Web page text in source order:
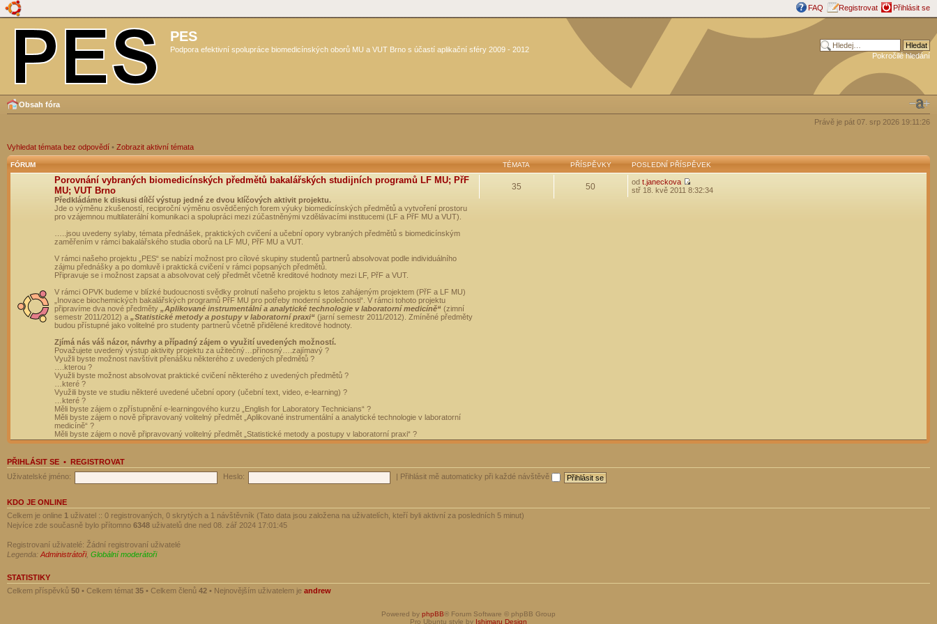
FAQ Registrovat Přihlásit se
PES
Podpora efektivní spolupráce biomedicínských oborů MU a VUT Brno s účastí aplikační sféry 2009 - 2012
Pokročilé hledání
Obsah fóra
Právě je pát 07. srp 2026 19:11:26
Vyhledat témata bez odpovědí • Zobrazit aktivní témata
FÓRUM TÉMATA PŘÍSPĚVKY POSLEDNÍ PŘÍSPĚVEK
Porovnání vybraných biomedicínských předmětů bakalářských studijních programů LF MU; PřF
MU; VUT Brno
Předkládáme k diskusi dílčí výstup jedné ze dvou klíčových aktivit projektu.
Jde o výměnu zkušeností, reciproční výměnu osvědčených forem výuky biomedicínských předmětů a vytvoření prostoru
pro vzájemnou multilaterální komunikaci a spolupráci mezi zúčastněnými vzdělávacími institucemi (LF a PřF MU a VUT).
…..jsou uvedeny sylaby, témata přednášek, praktických cvičení a učební opory vybraných předmětů s biomedicínským
zaměřením v rámci bakalářského studia oborů na LF MU, PřF MU a VUT.
V rámci našeho projektu „PES“ se nabízí možnost pro cílové skupiny studentů partnerů absolvovat podle individuálního
zájmu přednášky a po domluvě i praktická cvičení v rámci popsaných předmětů.
Připravuje se i možnost zapsat a absolvovat celý předmět včetně kreditové hodnoty mezi LF, PřF a VUT.
V rámci OPVK budeme v blízké budoucnosti svědky prolnutí našeho projektu s letos zahájeným projektem (PřF a LF MU)
„Inovace biochemických bakalářských programů PřF MU pro potřeby moderní společnosti“. V rámci tohoto projektu
připravíme dva nové předměty „Aplikované instrumentální a analytické technologie v laboratorní medicíně“ (zimní
semestr 2011/2012) a „Statistické metody a postupy v laboratorní praxi“ (jarní semestr 2011/2012). Zmíněné předměty
budou přístupné jako volitelné pro studenty partnerů včetně přidělené kreditové hodnoty.
Zjímá nás váš názor, návrhy a případný zájem o využití uvedených možností.
Považujete uvedený výstup aktivity projektu za užitečný…přínosný….zajímavý ?
Využli byste možnost navštívit přenášku některého z uvedených předmětů ?
….kterou ?
Využli byste možnost absolvovat praktické cvičení některého z uvedených předmětů ?
…které ?
Využili byste ve studiu některé uvedené učební opory (učební text, video, e-learning) ?
…které ?
Měli byste zájem o zpřístupnění e-learningového kurzu „English for Laboratory Technicians“ ?
Měli byste zájem o nově připravovaný volitelný předmět „Aplikované instrumentální a analytické technologie v laboratorní
medicíně“ ?
Měli byste zájem o nově připravovaný volitelný předmět „Statistické metody a postupy v laboratorní praxi“ ?
35 50 od t.janeckova
stř 18. kvě 2011 8:32:34
PŘIHLÁSIT SE • REGISTROVAT
Uživatelské jméno:
Heslo: Přihlásit mě automaticky při každé návštěvě
KDO JE ONLINE
Celkem je online 1 uživatel :: 0 registrovaných, 0 skrytých a 1 návštěvník (Tato data jsou založena na uživatelích, kteří byli aktivní za posledních 5 minut)
Nejvíce zde současně bylo přítomno 6348 uživatelů dne ned 08. zář 2024 17:01:45
Registrovaní uživatelé: Žádní registrovaní uživatelé
Legenda: Administrátoři, Globální moderátoři
STATISTIKY
Celkem příspěvků 50 • Celkem témat 35 • Celkem členů 42 • Nejnovějším uživatelem je andrew
Powered by phpBB® Forum Software © phpBB Group
Pro Ubuntu style by Ishimaru Design